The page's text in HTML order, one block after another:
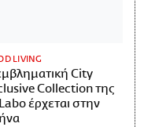
LIVING
City
Collection της
έρχεται στην